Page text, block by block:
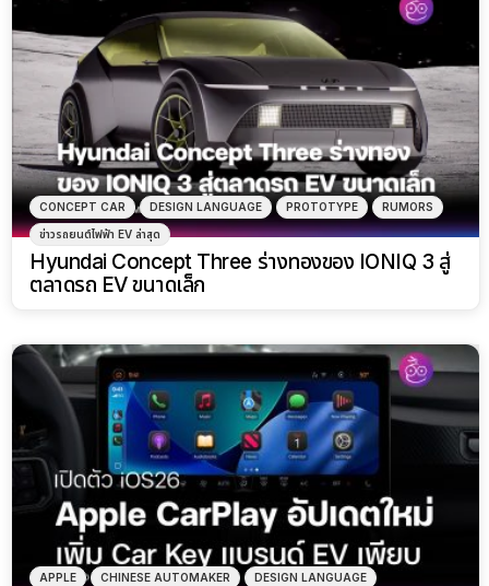
CONCEPT CAR DESIGN LANGUAGE PROTOTYPE RUMORS
ข่าวรถยนต์ไฟฟ้า EV ล่าสุด
Hyundai Concept Three ร่างทองของ IONIQ 3 สู่
ตลาดรถ EV ขนาดเล็ก
APPLE CHINESE AUTOMAKER DESIGN LANGUAGE